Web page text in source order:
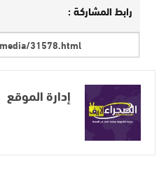
رابط المشاركة :
إدارة الموقع